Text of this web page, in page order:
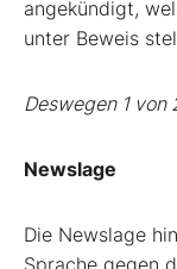
angekündigt,
unter Beweis
Deswegen 1
Newslage
Die Newslage
Sprache gegen